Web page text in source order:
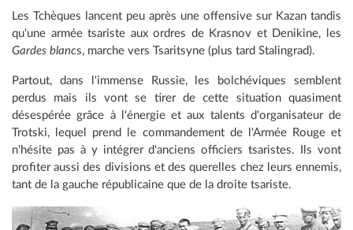
Les Tchèques lancent peu après une offensive sur Kazan tandis
qu'une armée tsariste aux ordres de Krasnov et Denikine, les
Gardes blancs, marche vers Tsaritsyne (plus tard Stalingrad).
Partout, dans l'immense Russie, les bolchéviques semblent
perdus mais ils vont se tirer de cette situation quasiment
désespérée grâce à l'énergie et aux talents d'organisateur de
Trotski, lequel prend le commandement de l'Armée Rouge et
n'hésite pas à y intégrer d'anciens officiers tsaristes. Ils vont
profiter aussi des divisions et des querelles chez leurs ennemis,
tant de la gauche républicaine que de la droite tsariste.